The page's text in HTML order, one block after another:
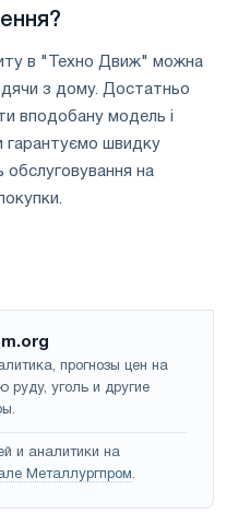
в "Техно Движ" можна
з дому. Достатньо
вподобану модель і
швидку
обслуговування на
прогнозы цен на
руду, уголь и другие
и аналитики на
Металлургпром.